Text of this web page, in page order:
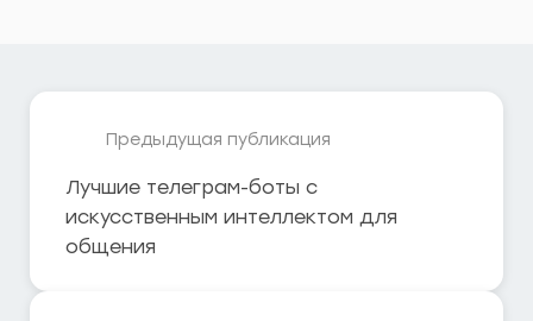
Предыдущая публикация
Лучшие телеграм-боты с
искусственным интеллектом для
общения